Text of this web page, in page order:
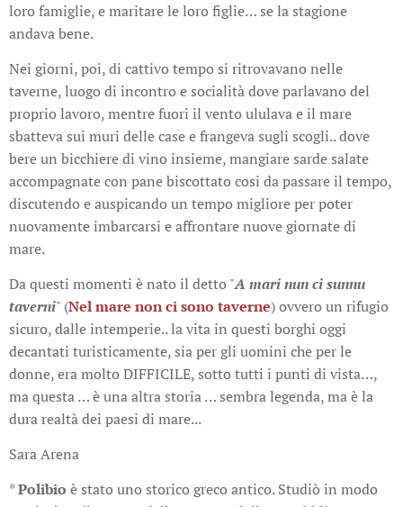
loro famiglie, e maritare le loro figlie… se la stagione
andava bene.
Nei giorni, poi, di cattivo tempo si ritrovavano nelle
taverne, luogo di incontro e socialità dove parlavano del
proprio lavoro, mentre fuori il vento ululava e il mare
sbatteva sui muri delle case e frangeva sugli scogli.. dove
bere un bicchiere di vino insieme, mangiare sarde salate
accompagnate con pane biscottato cosi da passare il tempo,
discutendo e auspicando un tempo migliore per poter
nuovamente imbarcarsi e affrontare nuove giornate di
mare.
Da questi momenti è nato il detto "A mari nun ci sunnu
taverni" (Nel mare non ci sono taverne) ovvero un rifugio
sicuro, dalle intemperie.. la vita in questi borghi oggi
decantati turisticamente, sia per gli uomini che per le
donne, era molto DIFFICILE, sotto tutti i punti di vista…,
ma questa … è una altra storia … sembra legenda, ma è la
dura realtà dei paesi di mare...
Sara Arena
*Polibio è stato uno storico greco antico. Studiò in modo